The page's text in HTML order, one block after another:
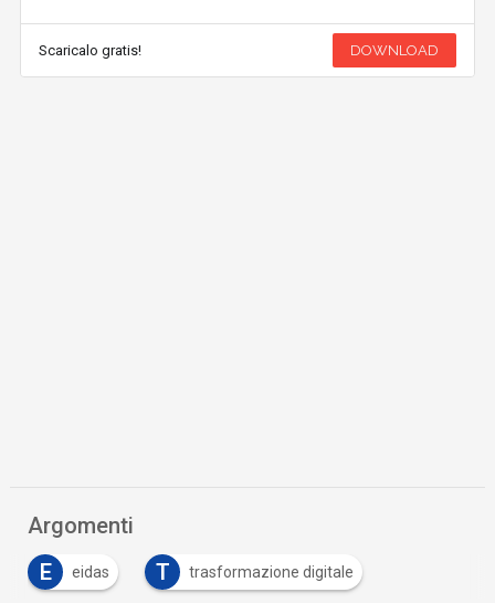
Scaricalo gratis! DOWNLOAD
Argomenti
E
eidas T trasformazione digitale